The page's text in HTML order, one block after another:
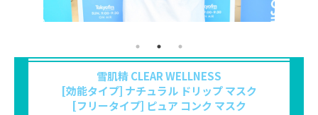
雪肌精 CLEAR WELLNESS
[効能タイプ] ナチュラル ドリップ マスク
[フリータイプ] ピュア コンク マスク